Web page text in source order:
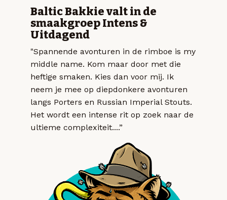
Baltic Bakkie valt in de
smaakgroep Intens &
Uitdagend
"Spannende avonturen in de rimboe is my
middle name. Kom maar door met die
heftige smaken. Kies dan voor mij. Ik
neem je mee op diepdonkere avonturen
langs Porters en Russian Imperial Stouts.
Het wordt een intense rit op zoek naar de
ultieme complexiteit....”